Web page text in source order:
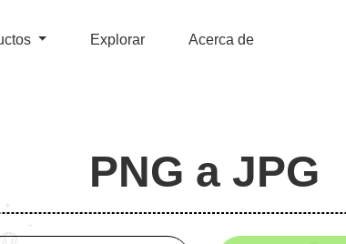
Explorar Acerca de
PNG a JPG